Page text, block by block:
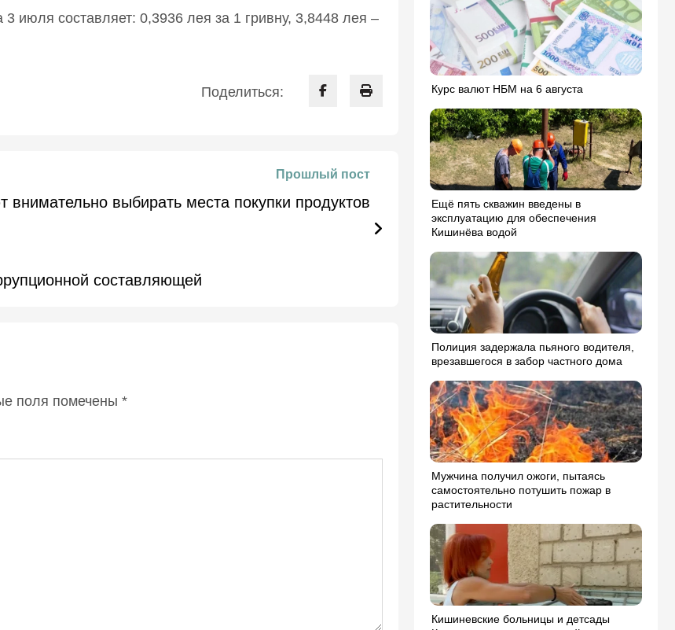
составляет: 0,3936 лея за 1 гривну, 3,8448 лея –
Поделиться:
Прошлый пост
выбирать места покупки продуктов
составляющей
поля помечены *
Курс валют НБМ на 6 августа
Ещё пять скважин введены в
эксплуатацию для обеспечения
Кишинёва водой
Полиция задержала пьяного водителя,
врезавшегося в забор частного дома
Мужчина получил ожоги, пытаясь
самостоятельно потушить пожар в
растительности
Кишиневские больницы и детсады